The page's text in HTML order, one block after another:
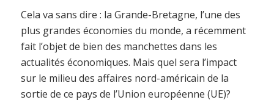
Cela va sans dire : la Grande-Bretagne, l’une des
plus grandes économies du monde, a récemment
fait l’objet de bien des manchettes dans les
actualités économiques. Mais quel sera l’impact
sur le milieu des affaires nord-américain de la
sortie de ce pays de l’Union européenne (UE)?